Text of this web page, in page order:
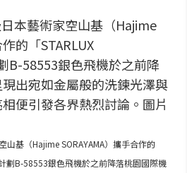
山基（Hajime SORAYAMA）攜手合作的
計劃B-58553銀色飛機於之前降落桃園國際機